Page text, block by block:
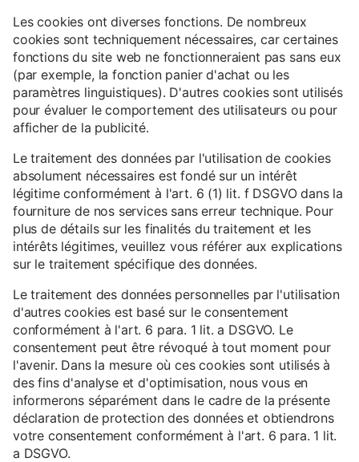
Les cookies ont diverses fonctions. De nombreux
cookies sont techniquement nécessaires, car certaines
fonctions du site web ne fonctionneraient pas sans eux
(par exemple, la fonction panier d'achat ou les
paramètres linguistiques). D'autres cookies sont utilisés
pour évaluer le comportement des utilisateurs ou pour
afficher de la publicité.
Le traitement des données par l'utilisation de cookies
absolument nécessaires est fondé sur un intérêt
légitime conformément à l'art. 6 (1) lit. f DSGVO dans la
fourniture de nos services sans erreur technique. Pour
plus de détails sur les finalités du traitement et les
intérêts légitimes, veuillez vous référer aux explications
sur le traitement spécifique des données.
Le traitement des données personnelles par l'utilisation
d'autres cookies est basé sur le consentement
conformément à l'art. 6 para. 1 lit. a DSGVO. Le
consentement peut être révoqué à tout moment pour
l'avenir. Dans la mesure où ces cookies sont utilisés à
des fins d'analyse et d'optimisation, nous vous en
informerons séparément dans le cadre de la présente
déclaration de protection des données et obtiendrons
votre consentement conformément à l'art. 6 para. 1 lit.
a DSGVO.